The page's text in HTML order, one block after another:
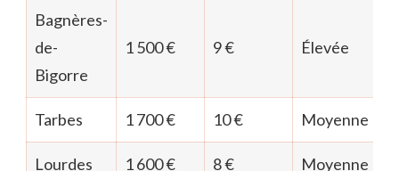
Bagnères-
de-
Bigorre
1 500 € 9 € Élevée
Tarbes 1 700 € 10 € Moyenne
Lourdes 1 600 € 8 € Moyenne